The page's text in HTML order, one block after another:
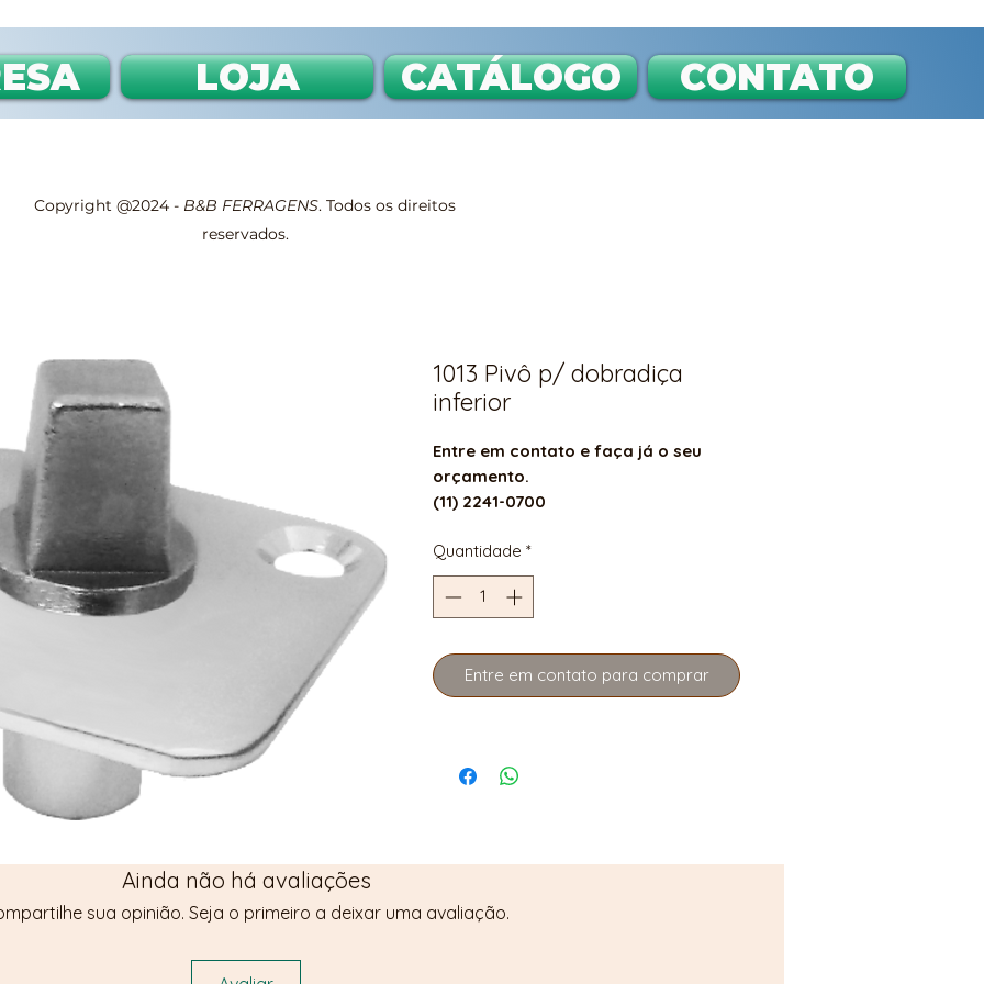
LOJA CATÁLOGO CONTATO
1013 Pivô p/ dobradiça
inferior
Entre em contato e faça já o seu
orçamento.
(11) 2241-0700
Quantidade *
Entre em contato para comprar
Ainda não há avaliações
sua opinião. Seja o primeiro a deixar uma avaliação.
Copyright @2024 - B&B FERRAGENS. Todos os direitos
reservados.